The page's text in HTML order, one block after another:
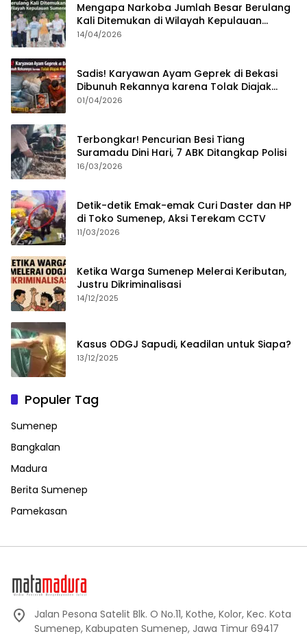
Mengapa Narkoba Jumlah Besar Berulang
Kali Ditemukan di Wilayah Kepulauan
Sumenep?
14/04/2026
Sadis! Karyawan Ayam Geprek di Bekasi
Dibunuh Rekannya karena Tolak Diajak
Merampok Majikan
01/04/2026
Terbongkar! Pencurian Besi Tiang
Suramadu Dini Hari, 7 ABK Ditangkap Polisi
16/03/2026
Detik-detik Emak-emak Curi Daster dan HP
di Toko Sumenep, Aksi Terekam CCTV
11/03/2026
Ketika Warga Sumenep Melerai Keributan,
Justru Dikriminalisasi
14/12/2025
Kasus ODGJ Sapudi, Keadilan untuk Siapa?
13/12/2025
Populer Tag
Sumenep
Bangkalan
Madura
Berita Sumenep
Pamekasan
Jalan Pesona Satelit Blk. O No.11, Kothe, Kolor, Kec. Kota
Sumenep, Kabupaten Sumenep, Jawa Timur 69417